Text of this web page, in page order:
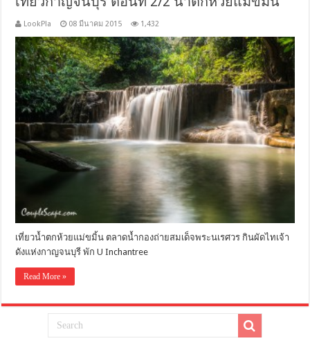
LookPla 08 มีนาคม 2015 1,432
เที่ยวน้ำตกห้วยแม่ขมิ้น ตลาดน้ำกองถ่ายสมเด็จพระนเรศวร กินผัดไทเจ้า
ดังแห่งกาญจนบุรี พัก U Inchantree
Read More »